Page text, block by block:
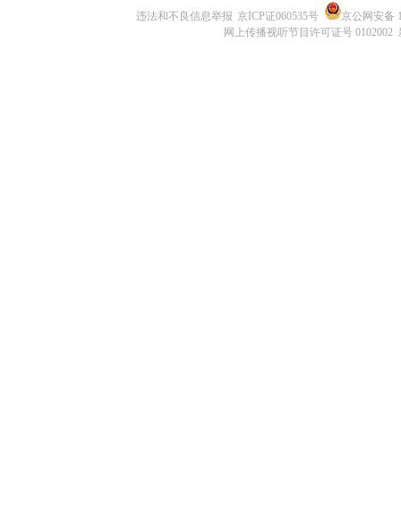
违法和不良信息举报 京ICP证060535号
京公网安备
网上传播视听节目许可证号 0102002